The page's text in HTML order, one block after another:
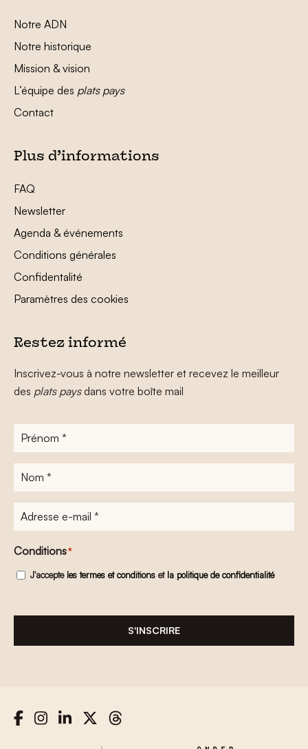
Notre ADN
Notre historique
Mission & vision
L’équipe des plats pays
Contact
Plus d’informations
FAQ
Newsletter
Agenda & événements
Conditions générales
Confidentalité
Paramètres des cookies
Restez informé
Inscrivez-vous à notre newsletter et recevez le meilleur
des plats paysdans votre boîte mail
Prénom
Nom
Adresse
e-
mail*
Conditions*
J'accepte les termes et conditions et la politique de confidentialité
S'INSCRIRE